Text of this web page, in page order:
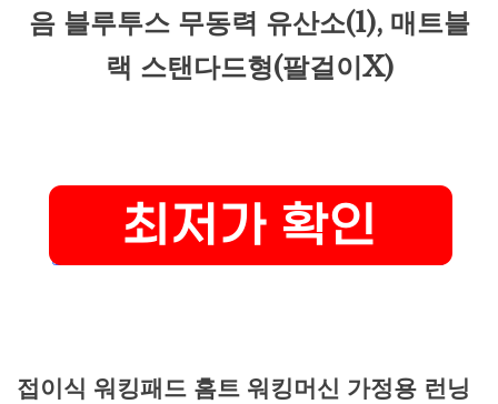
음 블루투스 무동력 유산소(1), 매트블
랙 스탠다드형(팔걸이X)
접이식 워킹패드 홈트 워킹머신 가정용 런닝